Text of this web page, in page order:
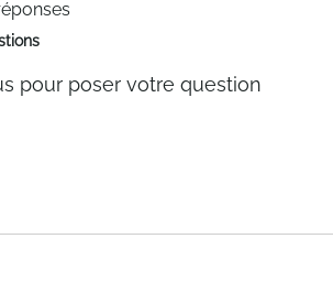
pour poser votre question